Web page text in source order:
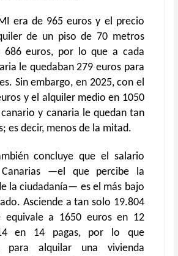
era de 965 euros y el precio
de un piso de 70 metros
686 euros, por lo que a cada
le quedaban 279 euros para
Sin embargo, en 2025, con el
y el alquiler medio en 1050
y canaria le quedan tan
es decir, menos de la mitad.
concluye que el salario
—el que percibe la
la ciudadanía— es el más bajo
Asciende a tan solo 19.804
equivale a 1650 euros en 12
en 14 pagas, por lo que
para alquilar una vivienda